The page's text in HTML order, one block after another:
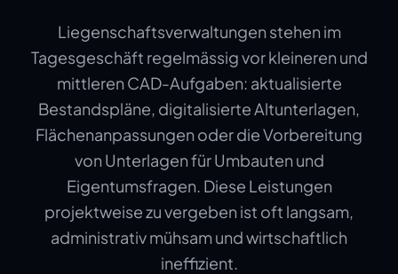
Liegenschaftsverwaltungen stehen im
Tagesgeschäft regelmässig vor kleineren und
mittleren CAD-Aufgaben: aktualisierte
Bestandspläne, digitalisierte Altunterlagen,
Flächenanpassungen oder die Vorbereitung
von Unterlagen für Umbauten und
Eigentumsfragen. Diese Leistungen
projektweise zu vergeben ist oft langsam,
administrativ mühsam und wirtschaftlich
ineffizient.